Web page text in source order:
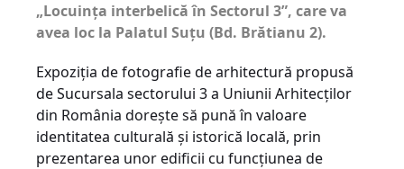
„Locuința interbelică în Sectorul 3”, care va
avea loc la Palatul Suțu (Bd. Brătianu 2).
Expoziţia de fotografie de arhitectură propusă
de Sucursala sectorului 3 a Uniunii Arhitecţilor
din România doreşte să pună în valoare
identitatea culturală şi istorică locală, prin
prezentarea unor edificii cu funcţiunea de